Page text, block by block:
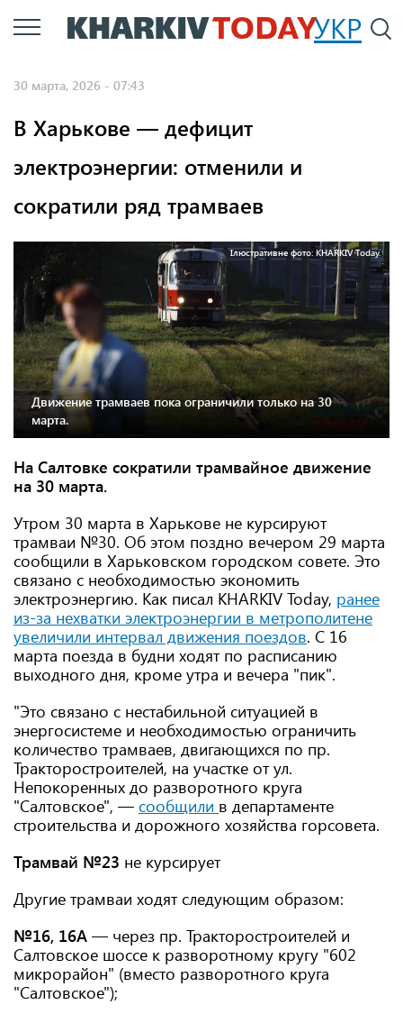
Перейти
к
УКР
30 марта, 2026 - 07:43
В Харькове — дефицит
электроэнергии: отменили и
сократили ряд трамваев
Ілюстративне фото: KHARKIV Today.
Движение трамваев пока ограничили только на 30
марта.
На Салтовке сократили трамвайное движение
на 30 марта.
Утром 30 марта в Харькове не курсируют
трамваи №30. Об этом поздно вечером 29 марта
сообщили в Харьковском городском совете. Это
связано с необходимостью экономить
электроэнергию. Как писал KHARKIV Today, ранее
из-за нехватки электроэнергии в метрополитене
увеличили интервал движения поездов. С 16
марта поезда в будни ходят по расписанию
выходного дня, кроме утра и вечера "пик".
"Это связано с нестабильной ситуацией в
энергосистеме и необходимостью ограничить
количество трамваев, двигающихся по пр.
Тракторостроителей, на участке от ул.
Непокоренных до разворотного круга
"Салтовское", — сообщили в департаменте
строительства и дорожного хозяйства горсовета.
Трамвай №23 не курсирует
Другие трамваи ходят следующим образом:
№16, 16А — через пр. Тракторостроителей и
Салтовское шоссе к разворотному кругу "602
микрорайон" (вместо разворотного круга
"Салтовское");